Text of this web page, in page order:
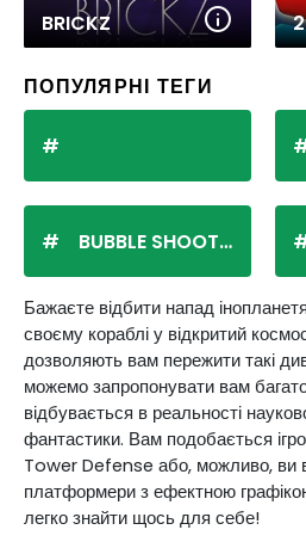
BRICKZ
ПОПУЛЯРНІ ТЕГИ
BUBBLE SHOOTER
Бажаєте відбити напад
своєму кораблі у відкритий
дозволяють вам пережити такі
можемо запропонувати вам
відбувається в реальності
фантастики. Вам подобається
Tower Defense або, можливо, ви
платформери з ефектною
легко знайти щось для себе!